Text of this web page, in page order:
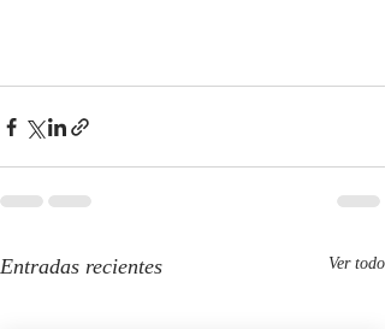
Entradas recientes Ver todo